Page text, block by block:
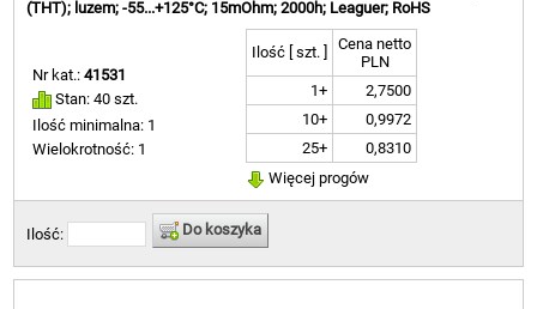
(THT); luzem; -55...+125°C; 15mOhm; 2000h; Leaguer; RoHS
Nr kat.:41531
Stan: 40 szt.
Ilość minimalna: 1
Wielokrotność: 1
Ilość [ szt. ]
Cena netto
PLN
1+
2,7500
10+
0,9972
25+
0,8310
Więcej progów
Ilość: Do koszyka